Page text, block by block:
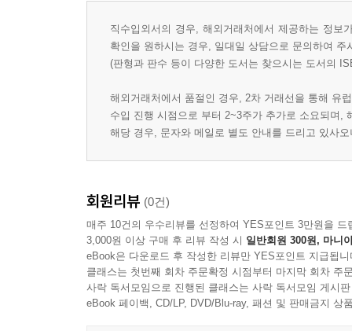
직수입외서의 경우, 해외거래처에서 제공하는 정
확인을 원하시는 경우, 일대일 상담으로 문의하여 주
(판형과 판수 등이 다양한 도서는 찾으시는 도서의
해외거래처에서 품절인 경우, 2차 거래선을 통해 유
수입 진행 시점으로 부터 2~3주가 추가로 소요되며,
해당 경우, 문자와 메일로 별도 안내를 드리고 있사
회원리뷰 (0건)
매주 10건의 우수리뷰를 선정하여 YES포인트 3만원을 드
3,000원 이상 구매 후 리뷰 작성 시 일반회원 300원, 마니
eBook은 다운로드 후 작성한 리뷰만 YES포인트 지급됩니
클래스는 첫번째 회차 주문확정 시점부터 마지막 회차 주
사락 독서모임으로 진행된 클래스는 사락 독서모임 게시
eBook 페이백, CD/LP, DVD/Blu-ray, 패션 및 판매금지 상